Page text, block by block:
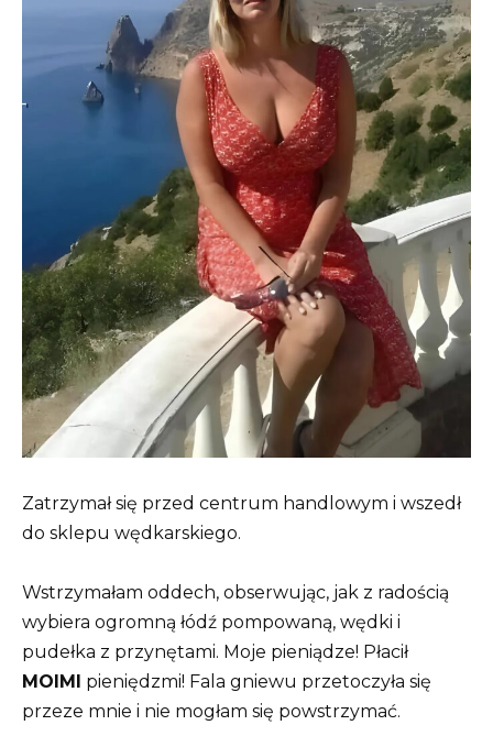
Zatrzymał się przed centrum handlowym i wszedł
do sklepu wędkarskiego.
Wstrzymałam oddech, obserwując, jak z radością
wybiera ogromną łódź pompowaną, wędki i
pudełka z przynętami. Moje pieniądze! Płacił
MOIMI pieniędzmi! Fala gniewu przetoczyła się
przeze mnie i nie mogłam się powstrzymać.